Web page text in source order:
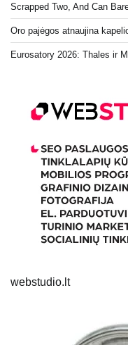
Scrapped Two, And Can
Oro pajėgos atnaujina
Eurosatory 2026: Thales ir
webstudio.lt